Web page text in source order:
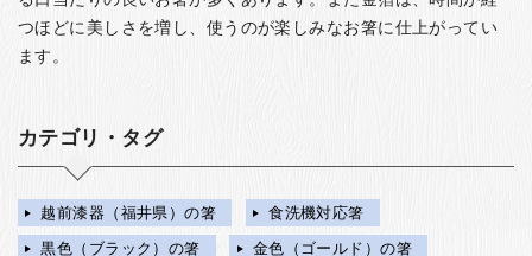
つほどに美しさを増し、使うのが楽しみなお箸に仕上がってい
ます。
カテゴリ・タグ
越前漆器（福井県）の箸
食洗機対応箸
黒色（ブラック）の箸
金色（ゴールド）の箸